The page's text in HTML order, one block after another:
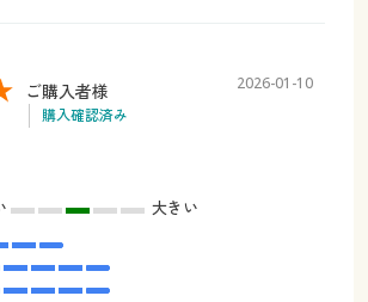
ご購入者様
購入確認済み
2026-01-10
大きい